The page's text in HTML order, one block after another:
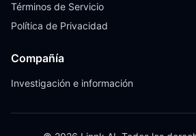
Términos de Servicio
Política de Privacidad
Compañía
Investigación e información